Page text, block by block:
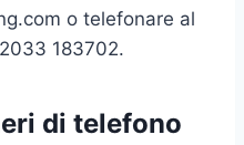
o telefonare al
183702.
di telefono